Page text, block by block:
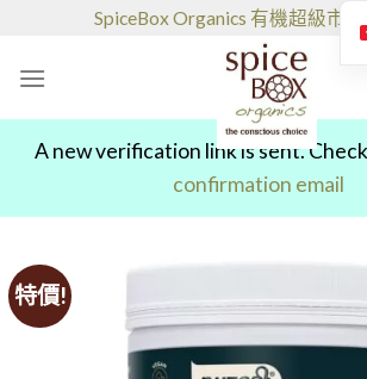
SpiceBox Organics 有機超級市場
A new verification link is sent.
confirmation email
特價!